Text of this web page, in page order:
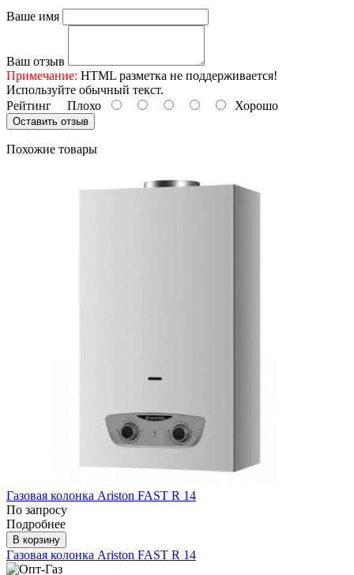
Ваше имя
Ваш отзыв
Примечание: HTML разметка не поддерживается!
Используйте обычный текст.
Рейтинг Плохо Хорошо
Оставить отзыв
Похожие товары
Газовая колонка Ariston FAST R 14
По запросу
Подробнее
В корзину
Газовая колонка Ariston FAST R 14